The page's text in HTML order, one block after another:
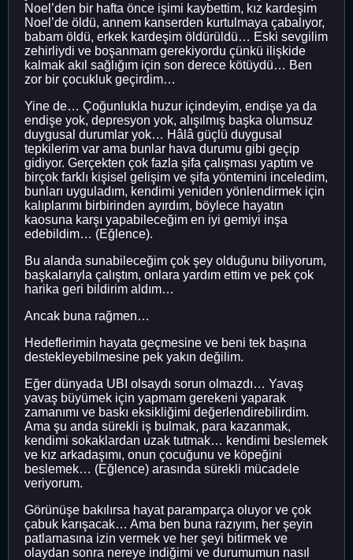
Noel’den bir hafta önce işimi kaybettim, kız kardeşim
Noel’de öldü, annem kanserden kurtulmaya çabalıyor,
babam öldü, erkek kardeşim öldürüldü… Eski sevgilim
zehirliydi ve boşanmam gerekiyordu çünkü ilişkide
kalmak akıl sağlığım için son derece kötüydü… Ben
zor bir çocukluk geçirdim…
Yine de… Çoğunlukla huzur içindeyim, endişe ya da
endişe yok, depresyon yok, alışılmış başka olumsuz
duygusal durumlar yok… Hâlâ güçlü duygusal
tepkilerim var ama bunlar hava durumu gibi geçip
gidiyor. Gerçekten çok fazla şifa çalışması yaptım ve
birçok farklı kişisel gelişim ve şifa yöntemini inceledim,
bunları uyguladım, kendimi yeniden yönlendirmek için
kalıplarımı birbirinden ayırdım, böylece hayatın
kaosuna karşı yapabileceğim en iyi gemiyi inşa
edebildim… (Eğlence).
Bu alanda sunabileceğim çok şey olduğunu biliyorum,
başkalarıyla çalıştım, onlara yardım ettim ve pek çok
harika geri bildirim aldım…
Ancak buna rağmen…
Hedeflerimin hayata geçmesine ve beni tek başına
destekleyebilmesine pek yakın değilim.
Eğer dünyada UBI olsaydı sorun olmazdı… Yavaş
yavaş büyümek için yapmam gerekeni yaparak
zamanımı ve baskı eksikliğimi değerlendirebilirdim.
Ama şu anda sürekli iş bulmak, para kazanmak,
kendimi sokaklardan uzak tutmak… kendimi beslemek
ve kız arkadaşımı, onun çocuğunu ve köpeğini
beslemek… (Eğlence) arasında sürekli mücadele
veriyorum.
Görünüşe bakılırsa hayat paramparça oluyor ve çok
çabuk karışacak… Ama ben buna razıyım, her şeyin
patlamasına izin vermek ve her şeyi bitirmek ve
olaydan sonra nereye indiğimi ve durumumun nasıl